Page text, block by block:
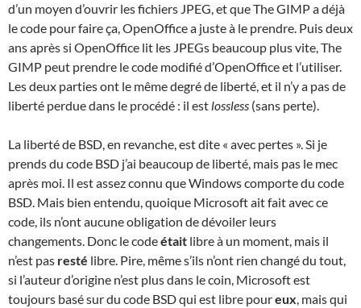
d’un moyen d’ouvrir les fichiers JPEG, et que The GIMP a déjà
le code pour faire ça, OpenOffice a juste à le prendre. Puis deux
ans après si OpenOffice lit les JPEGs beaucoup plus vite, The
GIMP peut prendre le code modifié d’OpenOffice et l’utiliser.
Les deux parties ont le même degré de liberté, et il n’y a pas de
liberté perdue dans le procédé : il est lossless (sans perte).
La liberté de BSD, en revanche, est dite « avec pertes ». Si je
prends du code BSD j’ai beaucoup de liberté, mais pas le mec
après moi. Il est assez connu que Windows comporte du code
BSD. Mais bien entendu, quoique Microsoft ait fait avec ce
code, ils n’ont aucune obligation de dévoiler leurs
changements. Donc le codeétait libre à un moment, mais il
n’est pas resté libre. Pire, même s’ils n’ont rien changé du tout,
si l’auteur d’origine n’est plus dans le coin, Microsoft est
toujours basé sur du code BSD qui est libre poureux, mais qui